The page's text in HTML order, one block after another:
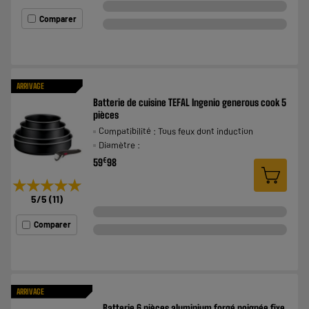
Comparer
ARRIVAGE
★★★★★
★★★★★
5/5 (11)
Comparer
Batterie de cuisine TEFAL Ingenio generous cook 5
pièces
Compatibilité : Tous feux dont induction
Diamètre :
59€98
ARRIVAGE